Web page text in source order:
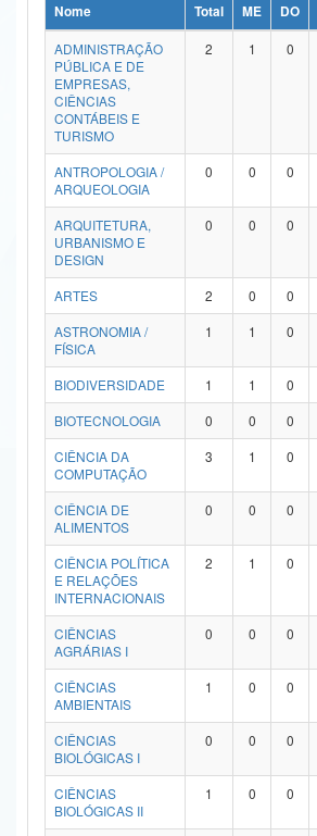
Ministério da Ciência, Tecnologia, Inovações e
Ministério do Meio Ambiente
Ministério do Turismo
Ministério do Desenvolvimento Regional
Controladoria-Geral da União
Ministério da Mulher, da Família e dos Direitos Humanos
Secretaria de Governo
Advocacia-Geral da União
Banco Central do Brasil
Nome Total ME DO
ADMINISTRAÇÃO
PÚBLICA E DE
EMPRESAS,
CIÊNCIAS
CONTÁBEIS E
TURISMO
2 1 0
ANTROPOLOGIA /
ARQUEOLOGIA
0 0 0
ARQUITETURA,
URBANISMO E
DESIGN
0 0 0
ARTES 2 0 0
ASTRONOMIA /
FÍSICA
1 1 0
BIODIVERSIDADE 1 1 0
BIOTECNOLOGIA
0 0 0
CIÊNCIA DA
COMPUTAÇÃO
3 1 0
CIÊNCIA DE
ALIMENTOS
0 0 0
CIÊNCIA POLÍTICA
E RELAÇÕES
INTERNACIONAIS
2 1 0
CIÊNCIAS
AGRÁRIAS I
0 0 0
CIÊNCIAS
AMBIENTAIS
1 0 0
CIÊNCIAS
BIOLÓGICAS I
0 0 0
CIÊNCIAS
BIOLÓGICAS II
1 0 0